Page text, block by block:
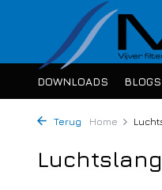
DOWNLOADS BLOGS
Terug Home